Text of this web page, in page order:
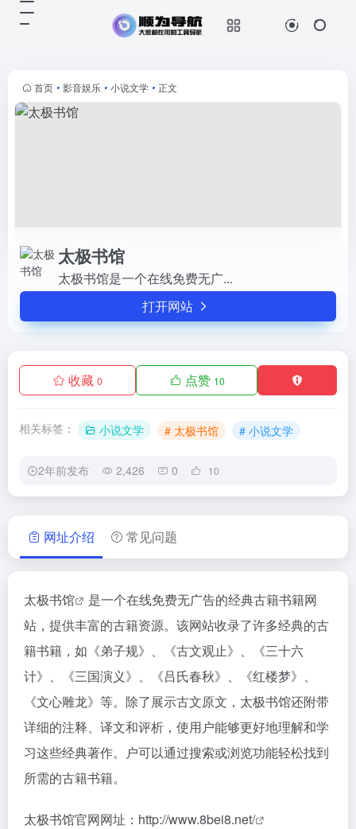
首页 • 影音娱乐 • 小说文学 • 正文
太极书馆
太极书馆是一个在线免费无广...
打开网站
收藏 0 点赞 10
相关标签： 小说文学 # 太极书馆 # 小说文学
2年前发布 2,426 0 10
网址介绍 常见问题
太极书馆
是一个在线免费无广告的经典古籍书籍网
站，提供丰富的古籍资源。该网站收录了许多经典的古
籍书籍，如《弟子规》、《古文观止》、《三十六
计》、《三国演义》、《吕氏春秋》、《红楼梦》、
《文心雕龙》等。除了展示古文原文，太极书馆还附带
详细的注释、译文和评析，使用户能够更好地理解和学
习这些经典著作。户可以通过搜索或浏览功能轻松找到
所需的古籍书籍。
太极书馆官网网址： http://www.8bei8.net/